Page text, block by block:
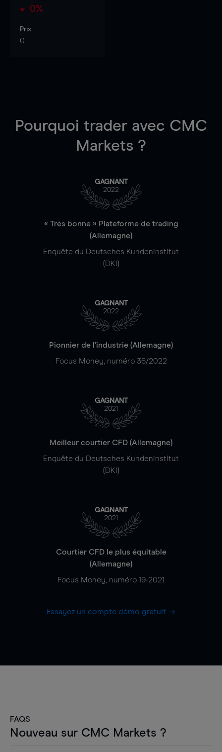
0%
Prix
0
Pourquoi trader avec CMC
Markets ?
GAGNANT
2022
« Très bonne » Plateforme de trading
(Allemagne)
Enquête du Deutsches Kundeninstitut
(DKI)
GAGNANT
2022
Pionnier de l'industrie (Allemagne)
Focus Money, numéro 36/2022
GAGNANT
2021
Meilleur courtier CFD (Allemagne)
Enquête du Deutsches Kundeninstitut
(DKI)
GAGNANT
2021
Courtier CFD le plus équitable
(Allemagne)
Focus Money, numéro 19-2021
Essayez un compte démo gratuit
FAQS
Nouveau sur CMC Markets ?